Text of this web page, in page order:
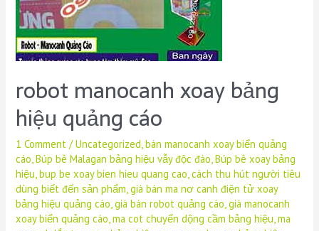
robot manocanh xoay bảng
hiệu quảng cáo
1 Comment /Uncategorized ,bán manocanh xoay biển quảng
cáo ,Búp bê Malagan bảng hiệu vẫy độc đáo ,Búp bê xoay bảng
hiệu ,bup be xoay bien hieu quang cao ,cách thu hút người tiêu
dùng biết đến sản phẩm ,giá bán ma nơ canh điện tử xoay
bảng hiệu quảng cáo ,giá bán robot quảng cáo ,giá manocanh
xoay biển quảng cáo ,ma cot chuyển dộng cầm bảng hiệu ,ma